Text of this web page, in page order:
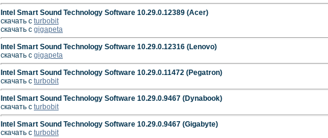
Intel Smart Sound Technology Software 10.29.0.12389 (Acer)
скачать с turbobit
скачать с gigapeta
Intel Smart Sound Technology Software 10.29.0.12316 (Lenovo)
скачать с gigapeta
Intel Smart Sound Technology Software 10.29.0.11472 (Pegatron)
скачать с turbobit
Intel Smart Sound Technology Software 10.29.0.9467 (Dynabook)
скачать с turbobit
Intel Smart Sound Technology Software 10.29.0.9467 (Gigabyte)
скачать с turbobit